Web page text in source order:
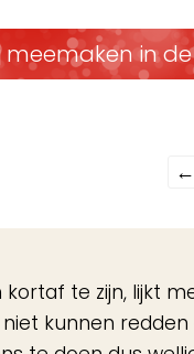
meemaken in
←
te zijn, lijkt
kunnen